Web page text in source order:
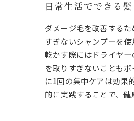
日常生活でできる
ダメージ毛を改善する
すぎないシャンプーを
乾かす際にはドライヤ
を取りすぎないことも
に1回の集中ケアは効果
的に実践することで、健